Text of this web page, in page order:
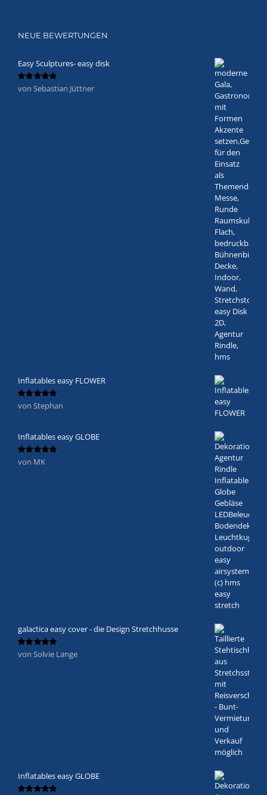
NEUE BEWERTUNGEN
Easy Sculptures- easy disk
Bewertet
von Sebastian Jüttner
Inflatables easy FLOWER
Bewertet
von 5
von Stephan
Inflatables easy GLOBE
Bewertet
von MK
galactica easy cover - die Design Stretchhusse
Bewertet
von Solvie Lange
Inflatables easy GLOBE